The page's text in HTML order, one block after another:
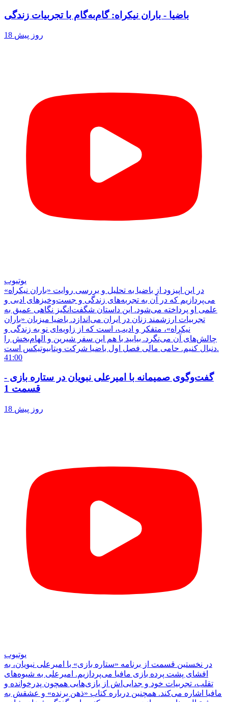
باضیا - باران نیکراه: گام‌به‌گام با تجربیات زندگی
18 روز پیش
یوتیوب
در این اپیزود از باضیا به تحلیل و بررسی روایت «باران نیکراه»
می‌پردازیم که در آن به تجربه‌های زندگی و جست‌وخیزهای ادبی و
علمی او پرداخته می‌شود. این داستان شگفت‌انگیز نگاهی عمیق به
تجربیات ارزشمند زنان در ایران می‌اندازد. باضیا میزبان «باران
نیکراه»، متفکر و ادیب، است که از زاویه‌ای نو به زندگی و
چالش‌های آن می‌نگرد. بیایید با هم این سفر شیرین و الهام‌بخش را
دنبال کنیم. حامی مالی فصل اول باضیا شرکت ویتابیوتیکس است.
41:00
گفت‌وگوی صمیمانه با امیرعلی نبویان در ستاره بازی -
قسمت 1
18 روز پیش
یوتیوب
در نخستین قسمت از برنامه «ستاره بازی» با امیرعلی نبویان، به
افشای پشت پرده بازی مافیا می‌پردازیم. امیرعلی به شیوه‌های
تقلب، تجربیات خود و جدایی‌اش از بازی‌هایی همچون پدرخوانده و
مافیا اشاره می‌کند. همچنین درباره کتاب «ذهن برنده» و عشقش به